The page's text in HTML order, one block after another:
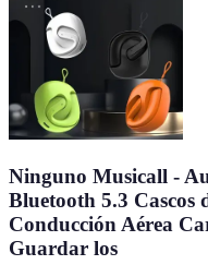
Ninguno Musicall -
Bluetooth 5.3 Cascos
Conducción Aérea
Guardar los